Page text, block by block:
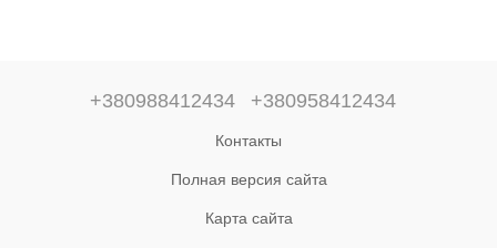
+380988412434 +380958412434
Контакты
Полная версия сайта
Карта сайта